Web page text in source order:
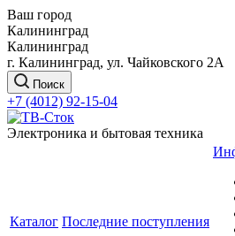
Ваш город
Калининград
Калининград
г. Калининград, ул. Чайковского 2А
Поиск
+7 (4012) 92-15-04
Электроника и бытовая техника
Каталог Последние поступления